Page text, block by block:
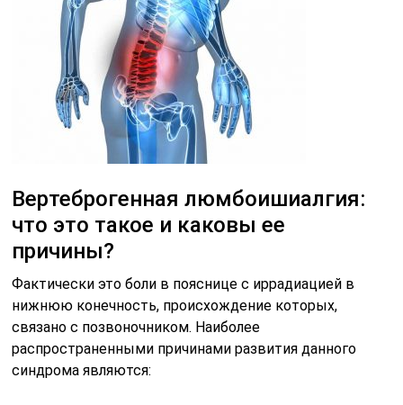
Вертеброгенная люмбоишиалгия:
что это такое и каковы ее
причины?
Фактически это боли в пояснице с иррадиацией в
нижнюю конечность, происхождение которых,
связано с позвоночником. Наиболее
распространенными причинами развития данного
синдрома являются: